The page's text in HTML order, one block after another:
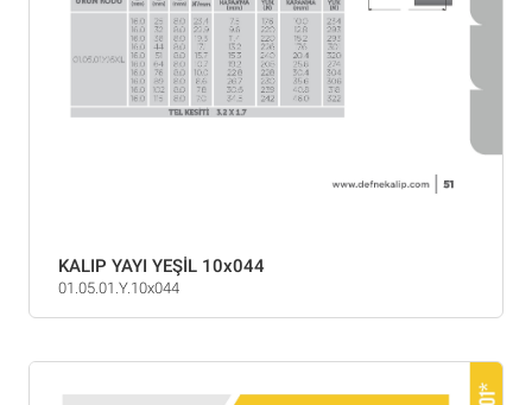
KALIP YAYI YEŞİL 10x044
01.05.01.Y.10x044